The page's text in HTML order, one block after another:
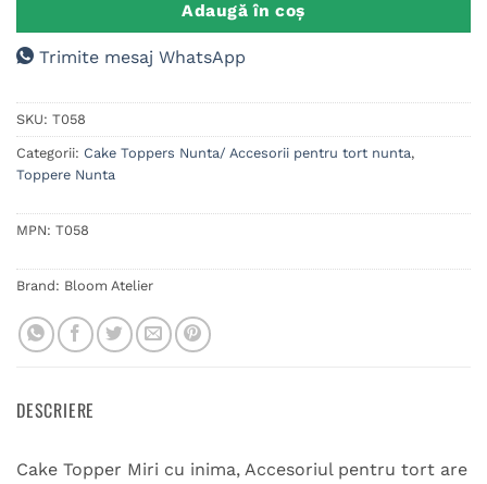
Adaugă în coș
Trimite mesaj WhatsApp
SKU: T058
Categorii: Cake Toppers Nunta/ Accesorii pentru tort nunta,
Toppere Nunta
MPN: T058
Brand: Bloom Atelier
DESCRIERE
Cake Topper Miri cu inima, Accesoriul pentru tort are